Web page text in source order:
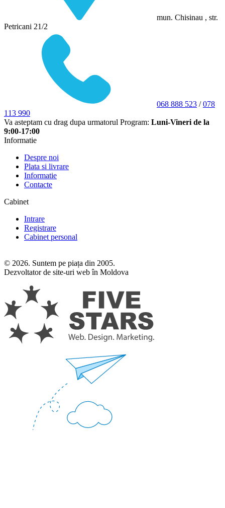
mun. Chisinau , str.
Petricani 21/2
068 888 523 /078
113 990
Va asteptam cu drag dupa urmatorul Program: Luni-Vineri de la
9:00-17:00
Informatie
Despre noi
Plata si livrare
Informatie
Contacte
Cabinet
Intrare
Registrare
Cabinet personal
© 2026. Suntem pe piața din 2005.
Dezvoltator de site-uri web în Moldova